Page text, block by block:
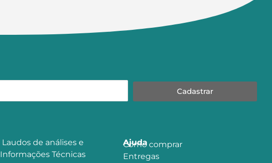
Cadastrar
Laudos de análises e
Informações Técnicas
Ajuda
Como comprar
Entregas